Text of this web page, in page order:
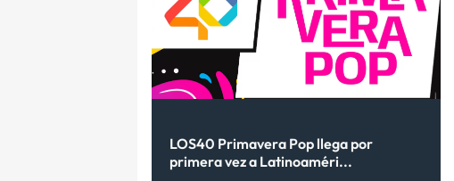
LOS40 Primavera Pop llega por
primera vez a Latinoaméri...